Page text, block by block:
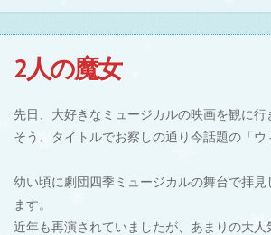
2人の魔女
先日、大好きなミュージカルの映画を観に行
そう、タイトルでお察しの通り今話題の「ウ
幼い頃に劇団四季ミュージカルの舞台で拝
ます。
近年も再演されていましたが、あまりの大